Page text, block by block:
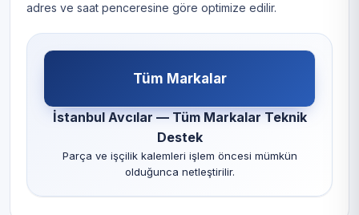
adres ve saat penceresine göre optimize edilir.
Tüm Markalar
İstanbul Avcılar — Tüm Markalar Teknik
Destek
Parça ve işçilik kalemleri işlem öncesi mümkün
olduğunca netleştirilir.